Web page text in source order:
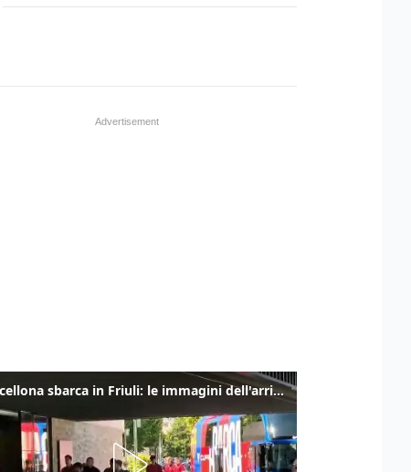
Il Barcellona sbarca in Friuli: le immagini dell'arrivo in albergo